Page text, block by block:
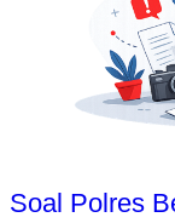
Soal Polres